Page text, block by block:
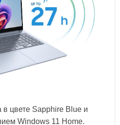
в цвете Sapphire Blue и
Windows 11 Home.